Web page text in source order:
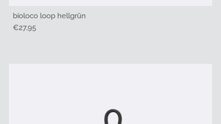
bioloco loop hellgrün
Regulärer
€27,95